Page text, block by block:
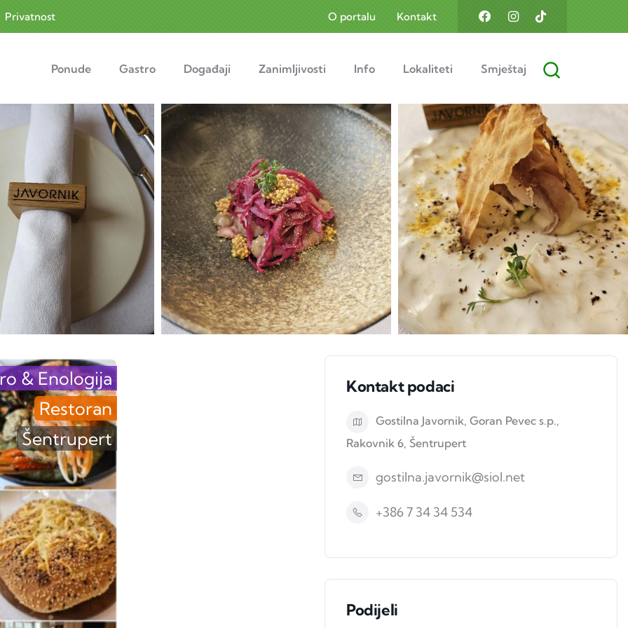
Privatnost O portalu Kontakt
Ponude Gastro Događaji Zanimljivosti Info Lokaliteti Smještaj
& Enologija
Restoran
Šentrupert
Kontakt podaci
Gostilna Javornik, Goran Pevec s.p.,
Rakovnik 6, Šentrupert
gostilna.javornik@siol.net
+386 7 34 34 534
Podijeli